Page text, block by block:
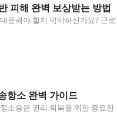
피해 완벽 보상받는 방법
응해야 할지 막막하신가요? 근
항소 완벽 가이드
소송은 권리 회복을 위한 중요